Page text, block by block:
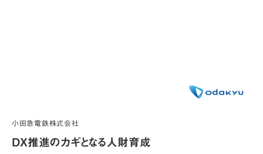
小田急電鉄株式会社
DX推進のカギとなる人財育成